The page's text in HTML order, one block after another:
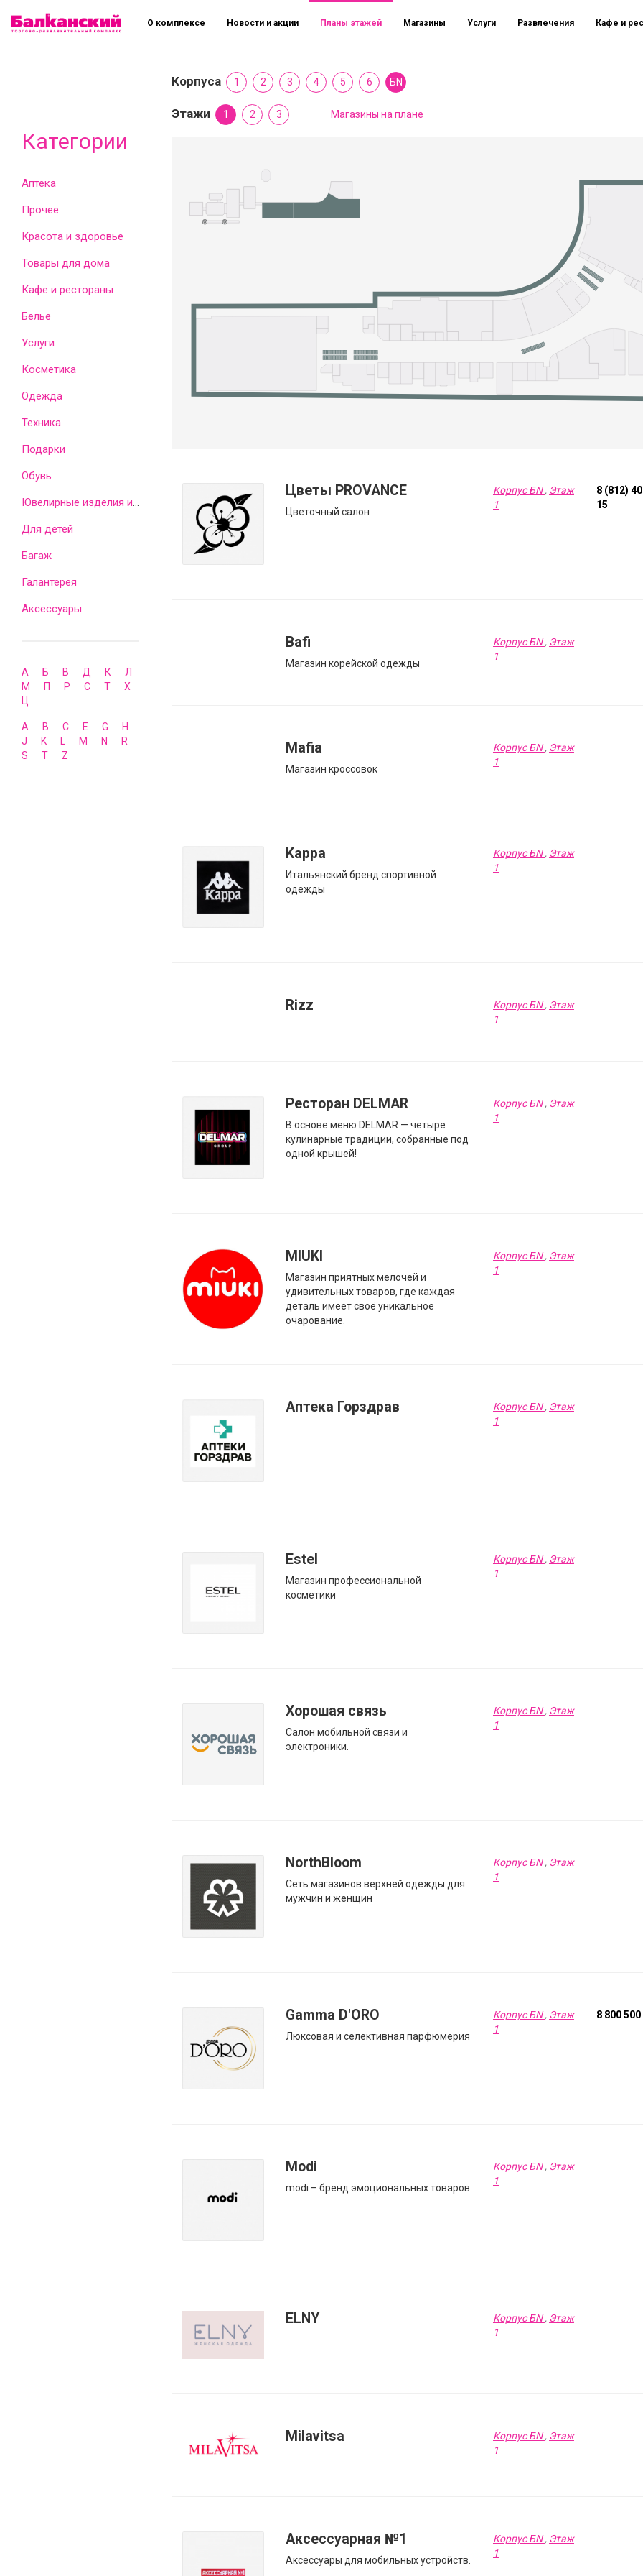
Категории
Аптека
Прочее
Красота и здоровье
Товары для дома
Кафе и рестораны
Белье
Услуги
Косметика
Одежда
Техника
Подарки
Обувь
Для детей
Багаж
Галантерея
Аксессуары
А Б В Д К
Л
М
П Р С Т
Х
Ц
A B C E G
H
J
K L M N
R
S
T Z
О комплексе Новости и акции Планы этажей Магазины Услуги Развлечения Кафе и
Корпуса 1 2 3 4 5 6 БN
Этажи 1 2 3 Магазины на плане
Цветы PROVANCE
Цветочный салон
Корпус БN, Этаж
1
8 (812)
15
Bafi
Магазин корейской одежды
Корпус БN, Этаж
1
Mafia
Магазин кроссовок
Корпус БN, Этаж
1
Kappa
Итальянский бренд спортивной
одежды
Корпус БN, Этаж
1
Rizz Корпус БN, Этаж
1
Ресторан DELMAR
В основе меню DELMAR — четыре
кулинарные традиции, собранные под
одной крышей!
Корпус БN, Этаж
1
MIUKI
Магазин приятных мелочей и
удивительных товаров, где каждая
деталь имеет своё уникальное
очарование.
Корпус БN, Этаж
1
Аптека Горздрав Корпус БN, Этаж
1
Estel
Магазин профессиональной
косметики
Корпус БN, Этаж
1
Хорошая связь
Салон мобильной связи и
электроники.
Корпус БN, Этаж
1
NorthBloom
Сеть магазинов верхней одежды для
мужчин и женщин
Корпус БN, Этаж
1
Gamma D'ORO
Люксовая и селективная парфюмерия
Корпус БN, Этаж
1
8 800 500
Modi
modi – бренд эмоциональных товаров
Корпус БN, Этаж
1
ELNY Корпус БN, Этаж
1
Milavitsa Корпус БN, Этаж
1
Аксессуарная №1
Аксессуары для мобильных устройств.
Корпус БN, Этаж
1